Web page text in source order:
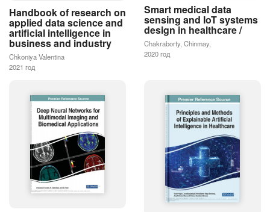
Handbook of research on
applied data science and
artificial intelligence in
business and industry
Chkoniya Valentina
2021 год
Smart medical data
sensing and IoT systems
design in healthcare /
Chakraborty, Chinmay,
2020 год